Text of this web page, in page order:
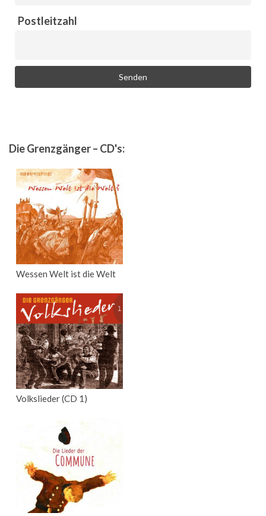
Postleitzahl
Die Grenzgänger – CD's:
Wessen Welt ist die Welt
Volkslieder (CD 1)